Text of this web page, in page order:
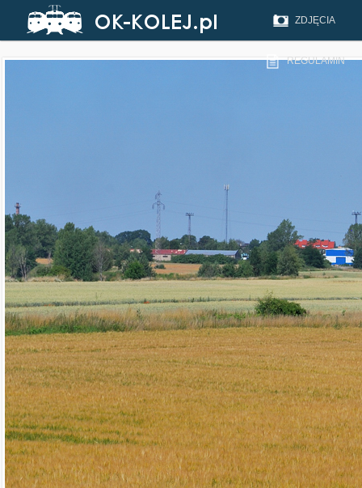
ZDJĘCIA
REGULAMIN